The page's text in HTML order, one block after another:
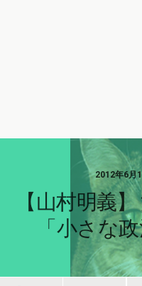
2012年6月
【山村明義
「小さな